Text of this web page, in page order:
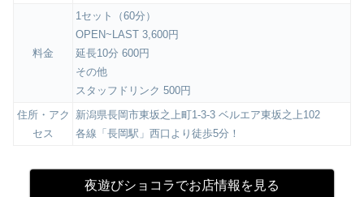
料金
1セット（60分）
OPEN~LAST 3,600円
延長10分 600円
その他
スタッフドリンク 500円
住所・アク
セス
新潟県長岡市東坂之上町1-3-3 ベルエア東坂之上102
各線「長岡駅」西口より徒歩5分！
夜遊びショコラでお店情報を見る